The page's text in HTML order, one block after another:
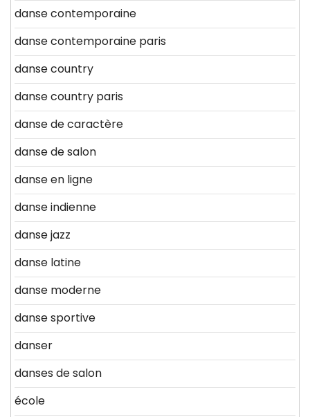
danse contemporaine
danse contemporaine paris
danse country
danse country paris
danse de caractère
danse de salon
danse en ligne
danse indienne
danse jazz
danse latine
danse moderne
danse sportive
danser
danses de salon
école